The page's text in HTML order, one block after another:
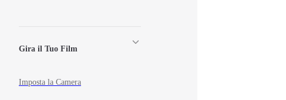
Gira il Tuo Film
Imposta la Camera